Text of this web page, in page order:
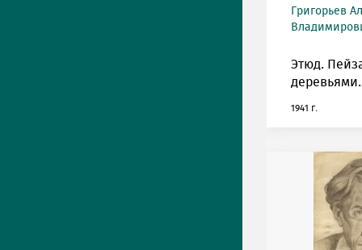
Григорьев
Этюд.
деревьями.
1941 г.